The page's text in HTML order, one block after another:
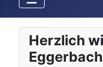
Herzlich